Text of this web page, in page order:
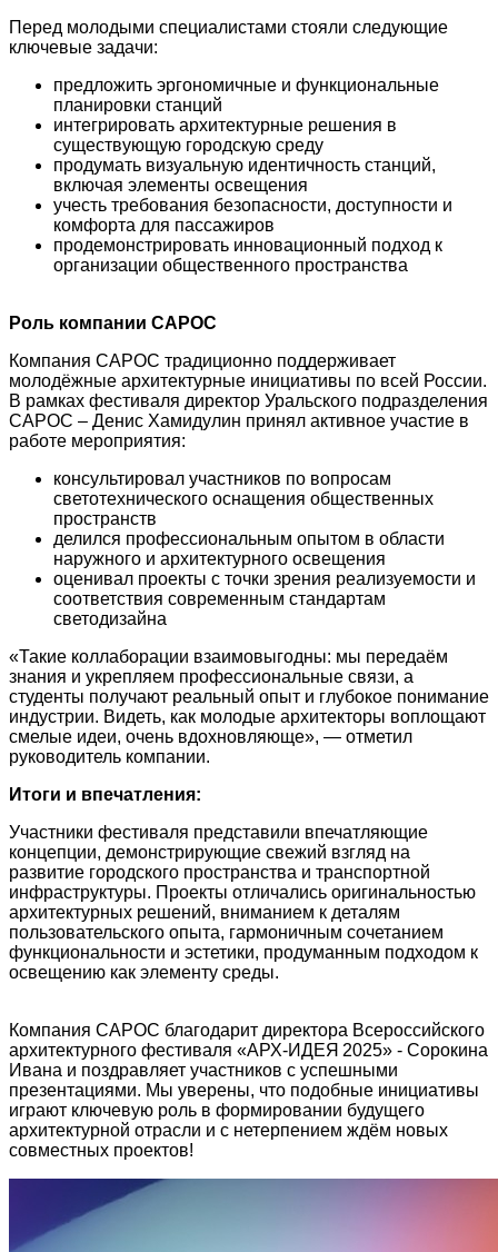
Перед молодыми специалистами стояли следующие
ключевые задачи:
предложить эргономичные и функциональные
планировки станций
интегрировать архитектурные решения в
существующую городскую среду
продумать визуальную идентичность станций,
включая элементы освещения
учесть требования безопасности, доступности и
комфорта для пассажиров
продемонстрировать инновационный подход к
организации общественного пространства
Роль компании САРОС
Компания САРОС традиционно поддерживает
молодёжные архитектурные инициативы по всей России.
В рамках фестиваля директор Уральского подразделения
САРОС – Денис Хамидулин принял активное участие в
работе мероприятия:
консультировал участников по вопросам
светотехнического оснащения общественных
пространств
делился профессиональным опытом в области
наружного и архитектурного освещения
оценивал проекты с точки зрения реализуемости и
соответствия современным стандартам
светодизайна
«Такие коллаборации взаимовыгодны: мы передаём
знания и укрепляем профессиональные связи, а
студенты получают реальный опыт и глубокое понимание
индустрии. Видеть, как молодые архитекторы воплощают
смелые идеи, очень вдохновляюще», — отметил
руководитель компании.
Итоги и впечатления:
Участники фестиваля представили впечатляющие
концепции, демонстрирующие свежий взгляд на
развитие городского пространства и транспортной
инфраструктуры. Проекты отличались оригинальностью
архитектурных решений, вниманием к деталям
пользовательского опыта, гармоничным сочетанием
функциональности и эстетики, продуманным подходом к
освещению как элементу среды.
Компания САРОС благодарит директора Всероссийского
архитектурного фестиваля «АРХ‑ИДЕЯ 2025» - Сорокина
Ивана и поздравляет участников с успешными
презентациями. Мы уверены, что подобные инициативы
играют ключевую роль в формировании будущего
архитектурной отрасли и с нетерпением ждём новых
совместных проектов!